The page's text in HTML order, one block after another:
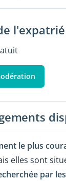
le plus
elles sont
par